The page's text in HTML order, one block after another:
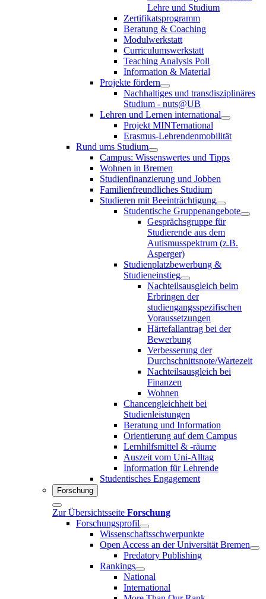
Lehre und Studium
Zertifikatsprogramm
Beratung & Coaching
Modulwerkstatt
Curriculumswerkstatt
Teaching Analysis Poll
Information & Material
Projekte fördern
Nachhaltiges und transdisziplinäres
Studium - nuts@UB
Lehren und Lernen international
Projekt MINTernational
Erasmus-Lehrendenmobilität
Rund ums Studium
Campus: Wissenswertes und Tipps
Wohnen in Bremen
Studienfinanzierung und Jobben
Familienfreundliches Studium
Studieren mit Beeinträchtigung
Studentische Gruppenangebote
Gesprächsgruppe für
Studierende aus dem
Autismusspektrum (z.B.
Asperger)
Studienplatzbewerbung &
Studieneinstieg
Nachteilsausgleich beim
Erbringen der
studiengangsspezifischen
Voraussetzungen
Härtefallantrag bei der
Bewerbung
Verbesserung der
Durchschnittsnote/Wartezeit
Nachteilsausgleich bei
Finanzen
Wohnen
Chancengleichheit bei
Studienleistungen
Beratung und Information
Orientierung auf dem Campus
Lernhilfsmittel & -räume
Auszeit vom Uni-Alltag
Information für Lehrende
Studentisches Engagement
Forschung
Zur Übersichtsseite Forschung
Forschungsprofil
Wissenschaftsschwerpunkte
Open Access an der Universität Bremen
Predatory Publishing
Rankings
National
International